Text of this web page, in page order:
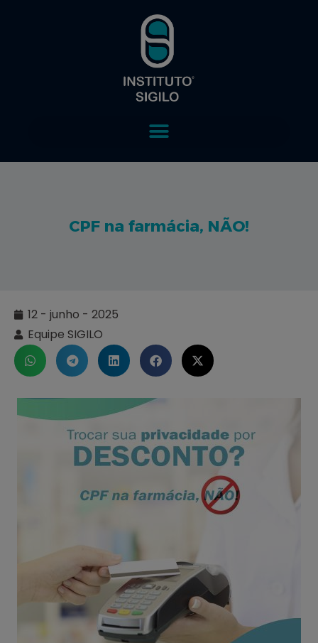
CPF na farmácia, NÃO!
12 - junho - 2025
Equipe SIGILO